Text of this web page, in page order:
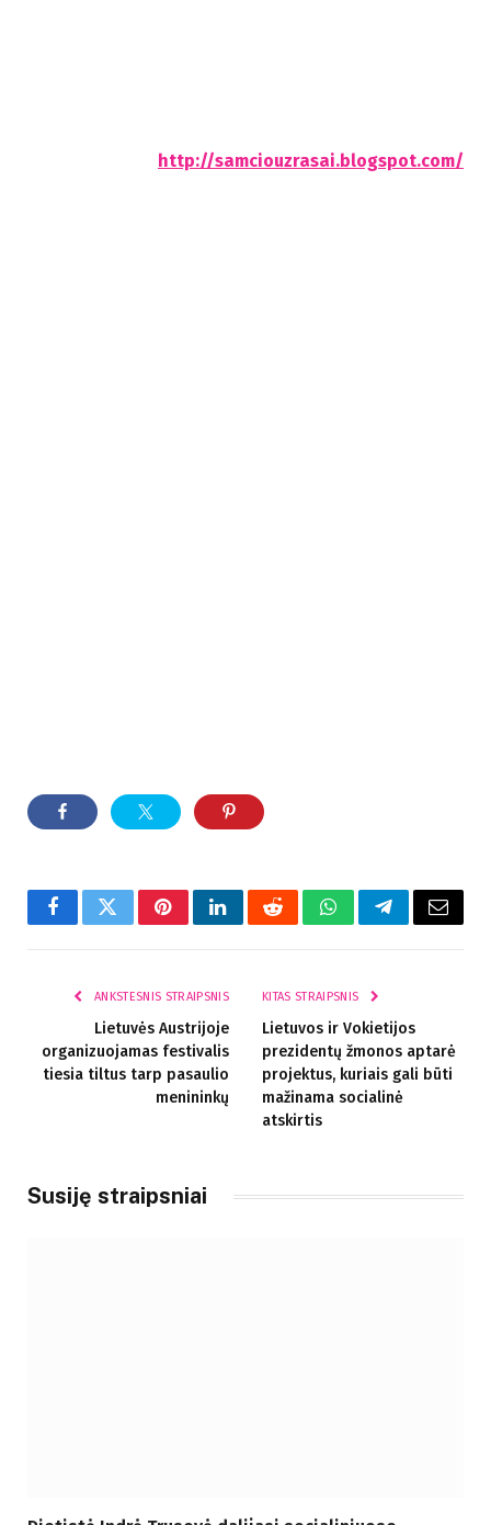
http://samciouzrasai.blogspot.com/
FacebookTwitterPinterestLinkedInRedditWhatsAppTelegram
El.
ANKSTESNIS STRAIPSNIS
Lietuvės Austrijoje
organizuojamas festivalis
tiesia tiltus tarp pasaulio
menininkų
KITAS STRAIPSNIS
Lietuvos ir Vokietijos
prezidentų žmonos aptarė
projektus, kuriais gali būti
mažinama socialinė
atskirtis
Susiję straipsniai